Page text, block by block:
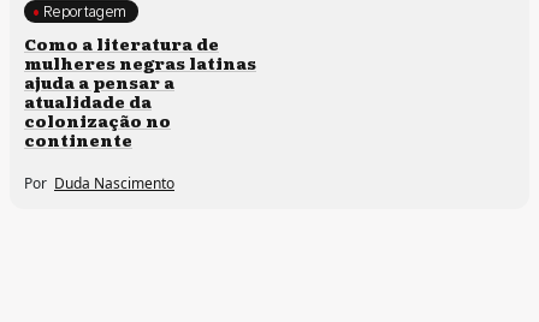
Direitos humanos
Reportagem
Como a literatura de
mulheres negras latinas
ajuda a pensar a
atualidade da
colonização no
continente
Por Duda Nascimento